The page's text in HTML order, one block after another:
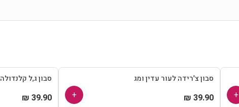
+
סבון צ'רידה לעור עדין ומג
39.90 ₪
+
סבון ג,ל קלנדולה 250מ
39.90 ₪